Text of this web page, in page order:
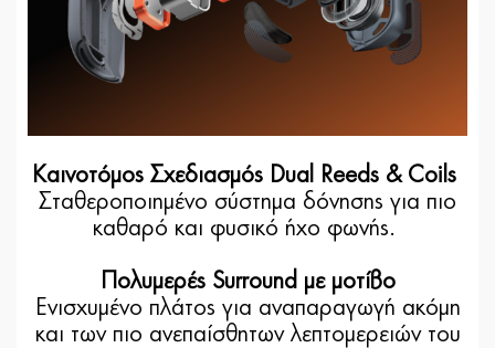
Καινοτόμος Σχεδιασμός Dual Reeds & Coils
Σταθεροποιημένο σύστημα δόνησης για πιο
καθαρό και φυσικό ήχο φωνής.
Πολυμερές Surround με μοτίβο
Ενισχυμένο πλάτος για αναπαραγωγή ακόμη
και των πιο ανεπαίσθητων λεπτομερειών του